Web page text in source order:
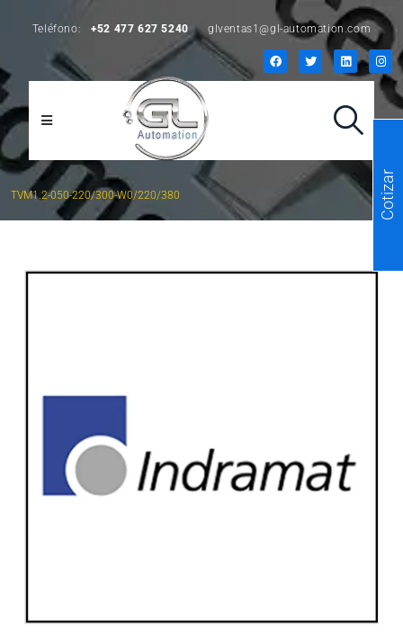
Teléfono: +52 477 627 5240 glventas1@gl-automation.com
TVM1.2-050-220/300-W0/220/380 Cotizar